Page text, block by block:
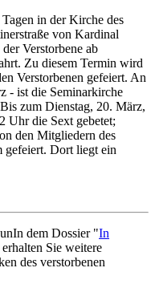
in der Kirche des
von Kardinal
Verstorbene ab
Zu diesem Termin wird
Verstorbenen gefeiert. An
- ist die Seminarkirche
zum Dienstag, 20. März,
Uhr die Sext gebetet;
den Mitgliedern des
gefeiert. Dort liegt ein
In dem Dossier "In
Sie weitere
des verstorbenen